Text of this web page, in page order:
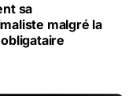
sa
malgré la